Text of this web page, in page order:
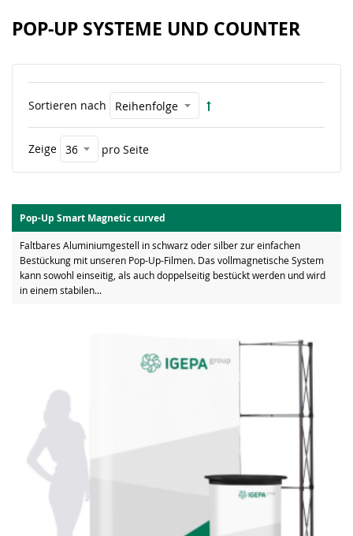
POP-UP SYSTEME UND COUNTER
Sortieren nach
Zeige pro Seite
Pop-Up Smart Magnetic curved
Faltbares Aluminiumgestell in schwarz oder silber zur einfachen
Bestückung mit unseren Pop-Up-Filmen. Das vollmagnetische System
kann sowohl einseitig, als auch doppelseitig bestückt werden und wird
in einem stabilen...